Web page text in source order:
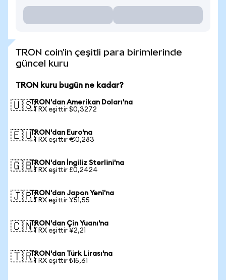
TRON coin'in çeşitli para birimlerinde
güncel kuru
TRON kuru bugün ne kadar?
🇺🇸TRON'dan Amerikan Doları'na
1 TRX eşittir $0,3272
🇪🇺TRON'dan Euro'na
1 TRX eşittir €0,283
🇬🇧TRON'dan İngiliz Sterlini'na
1 TRX eşittir £0,2424
🇯🇵TRON'dan Japon Yeni'na
1 TRX eşittir ¥51,55
🇨🇳TRON'dan Çin Yuanı'na
1 TRX eşittir ¥2,21
🇹🇷TRON'dan Türk Lirası'na
1 TRX eşittir ₺15,61